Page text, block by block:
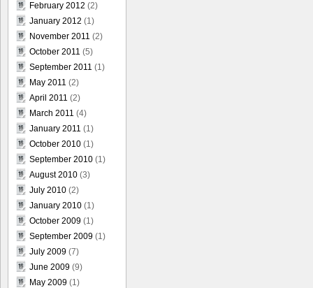
February 2012 (2)
January 2012 (1)
November 2011 (2)
October 2011 (5)
September 2011 (1)
May 2011 (2)
April 2011 (2)
March 2011 (4)
January 2011 (1)
October 2010 (1)
September 2010 (1)
August 2010 (3)
July 2010 (2)
January 2010 (1)
October 2009 (1)
September 2009 (1)
July 2009 (7)
June 2009 (9)
May 2009 (1)